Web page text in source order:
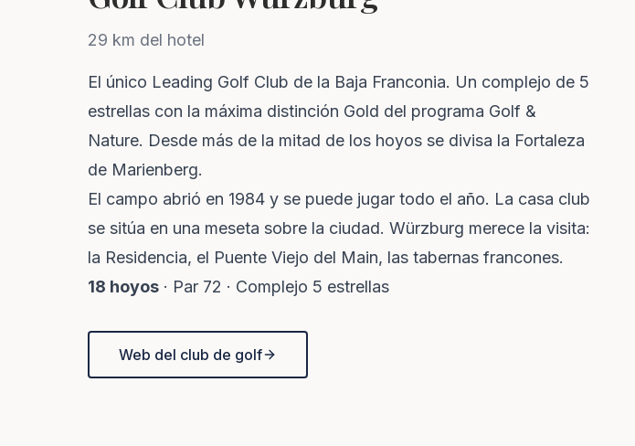
29 km del hotel
El único Leading Golf Club de la Baja Franconia. Un complejo de 5
estrellas con la máxima distinción Gold del programa Golf &
Nature. Desde más de la mitad de los hoyos se divisa la Fortaleza
de Marienberg.
El campo abrió en 1984 y se puede jugar todo el año. La casa club
se sitúa en una meseta sobre la ciudad. Würzburg merece la visita:
la Residencia, el Puente Viejo del Main, las tabernas francones.
18 hoyos · Par 72 · Complejo 5 estrellas
Web del club de golf